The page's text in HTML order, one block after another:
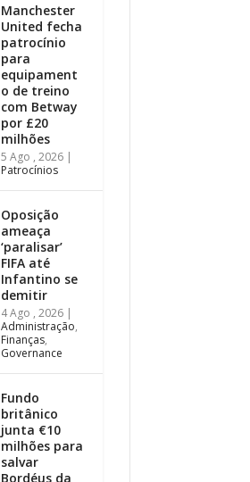
Manchester
United fecha
patrocínio
para
equipament
o de treino
com Betway
por £20
milhões
5 Ago , 2026 |
Patrocínios
Oposição
ameaça
‘paralisar’
FIFA até
Infantino se
demitir
4 Ago , 2026 |
Administração,
Finanças,
Governance
Fundo
britânico
junta €10
milhões para
salvar
Bordéus da